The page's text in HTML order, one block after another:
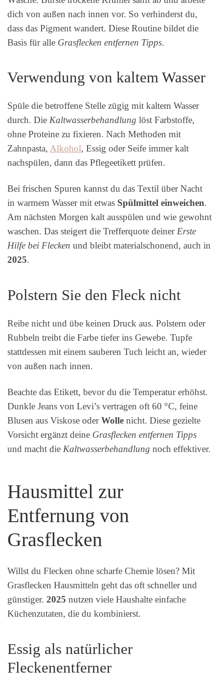
dich von außen nach innen vor. So verhinderst du,
dass das Pigment wandert. Diese Routine bildet die
Basis für alle Grasflecken entfernen Tipps.
Verwendung von kaltem Wasser
Spüle die betroffene Stelle zügig mit kaltem Wasser
durch. Die Kaltwasserbehandlung löst Farbstoffe,
ohne Proteine zu fixieren. Nach Methoden mit
Zahnpasta, Alkohol, Essig oder Seife immer kalt
nachspülen, dann das Pflegeetikett prüfen.
Bei frischen Spuren kannst du das Textil über Nacht
in warmem Wasser mit etwas Spülmittel einweichen.
Am nächsten Morgen kalt ausspülen und wie gewohnt
waschen. Das steigert die Trefferquote deinerErste
Hilfe bei Flecken und bleibt materialschonend, auch in
2025.
Polstern Sie den Fleck nicht
Reibe nicht und übe keinen Druck aus. Polstern oder
Rubbeln treibt die Farbe tiefer ins Gewebe. Tupfe
stattdessen mit einem sauberen Tuch leicht an, wieder
von außen nach innen.
Beachte das Etikett, bevor du die Temperatur erhöhst.
Dunkle Jeans von Levi’s vertragen oft 60 °C, feine
Blusen aus Viskose oderWolle nicht. Diese gezielte
Vorsicht ergänzt deine Grasflecken entfernen Tipps
und macht die Kaltwasserbehandlung noch effektiver.
Hausmittel zur
Entfernung von
Grasflecken
Willst du Flecken ohne scharfe Chemie lösen? Mit
Grasflecken Hausmitteln geht das oft schneller und
günstiger. 2025 nutzen viele Haushalte einfache
Küchenzutaten, die du kombinierst.
Essig als natürlicher
Fleckenentferner